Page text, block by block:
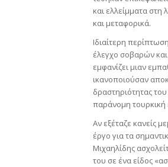
και ελλείμματα
και μεταφορικά.
Ιδιαίτερη
έλεγχο σοβαρών
εμφανίζει μιαν
ικανοποιούσαν
δραστηριότητας
παράνομη τουρκική
Αν εξέταζε κανείς
έργο για τα
Μιχαηλίδης
του σε ένα είδος